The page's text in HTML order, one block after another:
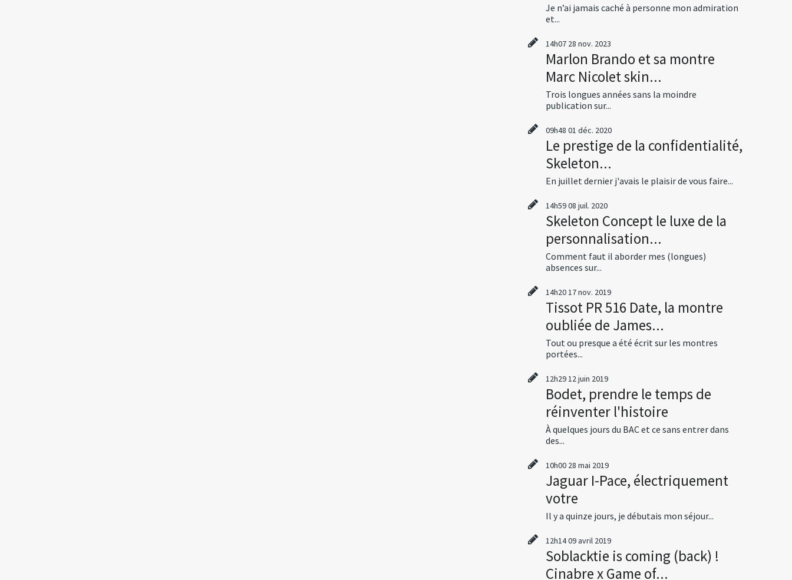
Je n’ai jamais caché à personne mon admiration
et...
14h07 28 nov. 2023
Marlon Brando et sa montre
Marc Nicolet skin...
Trois longues années sans la moindre
publication sur...
09h48 01 déc. 2020
Le prestige de la confidentialité,
Skeleton...
En juillet dernier j'avais le plaisir de vous faire...
14h5908 juil. 2020
Skeleton Concept le luxe de la
personnalisation...
Comment faut il aborder mes (longues)
absences sur...
14h2017nov. 2019
Tissot PR 516 Date, la montre
oubliée de James...
Tout ou presque a été écrit sur les montres
portées...
12h2912juin 2019
Bodet, prendre le temps de
réinventer l'histoire
À quelques jours du BAC et ce sans entrer dans
des...
10h00 28 mai 2019
Jaguar I-Pace, électriquement
votre
Il y a quinze jours, je débutais mon séjour...
12h1409avril 2019
Soblacktie is coming (back) !
Cinabre x Game of...